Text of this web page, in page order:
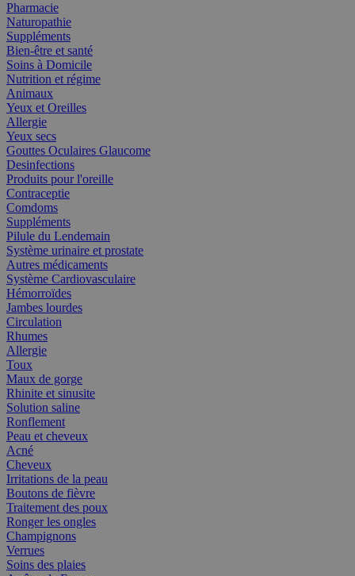
Pharmacie
Naturopathie
Suppléments
Bien-être et santé
Soins à Domicile
Nutrition et régime
Animaux
Yeux et Oreilles
Allergie
Yeux secs
Gouttes Oculaires Glaucome
Desinfections
Produits pour l'oreille
Contraceptie
Comdoms
Suppléments
Pilule du Lendemain
Système urinaire et prostate
Autres médicaments
Système Cardiovasculaire
Hémorroïdes
Jambes lourdes
Circulation
Rhumes
Allergie
Toux
Maux de gorge
Rhinite et sinusite
Solution saline
Ronflement
Peau et cheveux
Acné
Cheveux
Irritations de la peau
Boutons de fièvre
Traitement des poux
Ronger les ongles
Champignons
Verrues
Soins des plaies